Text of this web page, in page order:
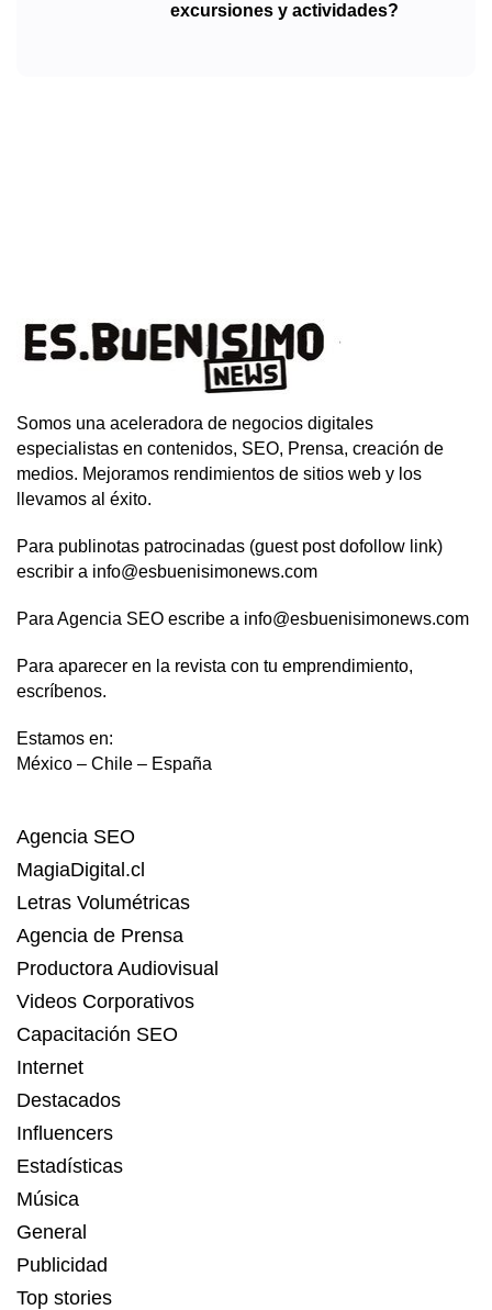
excursiones y actividades?
Somos una aceleradora de negocios digitales
especialistas en contenidos, SEO, Prensa, creación de
medios. Mejoramos rendimientos de sitios web y los
llevamos al éxito.
Para publinotas patrocinadas (guest post dofollow link)
escribir a info@esbuenisimonews.com
Para Agencia SEO escribe a info@esbuenisimonews.com
Para aparecer en la revista con tu emprendimiento,
escríbenos.
Estamos en:
México – Chile – España
Agencia SEO
MagiaDigital.cl
Letras Volumétricas
Agencia de Prensa
Productora Audiovisual
Videos Corporativos
Capacitación SEO
Internet
Destacados
Influencers
Estadísticas
Música
General
Publicidad
Top stories